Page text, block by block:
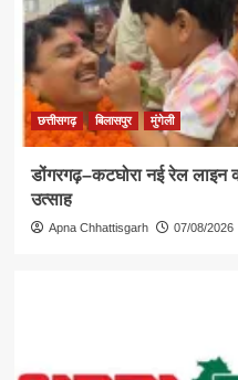
छत्तीसगढ़ बिलासपुर मुंगेली
डोंगरगढ़–कटघोरा नई रेल लाइन
उत्साह
Apna Chhattisgarh 07/08/2026